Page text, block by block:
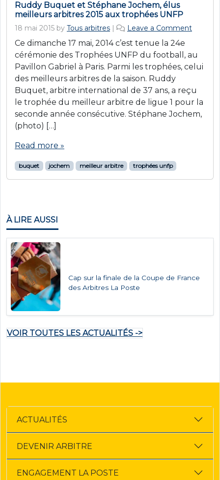
Ruddy Buquet et Stéphane Jochem, élus
meilleurs arbitres 2015 aux trophées UNFP
18 mai 2015 by Tous arbitres | Leave a Comment
Ce dimanche 17 mai, 2014 c’est tenue la 24e
cérémonie des Trophées UNFP du football, au
Pavillon Gabriel à Paris. Parmi les trophées, celui
des meilleurs arbitres de la saison. Ruddy
Buquet, arbitre international de 37 ans, a reçu
le trophée du meilleur arbitre de ligue 1 pour la
seconde année consécutive. Stéphane Jochem,
(photo) […]
Read more »
buquet jochem meilleur arbitre trophées unfp
À LIRE AUSSI
Cap sur la finale de la Coupe de France
des Arbitres La Poste
VOIR TOUTES LES ACTUALITÉS ->
ACTUALITÉS
DEVENIR ARBITRE
ENGAGEMENT LA POSTE